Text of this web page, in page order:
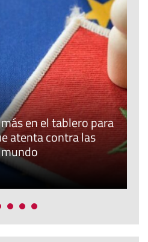
en el tablero para
atenta contra las